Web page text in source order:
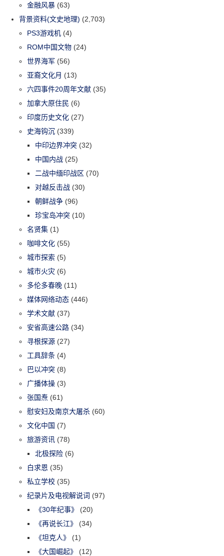
金融风暴 (63)
背景资料(文史地理) (2,703)
PS3游戏机 (4)
ROM中国文物 (24)
世界海军 (56)
亚裔文化月 (13)
六四事件20周年文献 (35)
加拿大原住民 (6)
印度历史文化 (27)
史海钩沉 (339)
中印边界冲突 (32)
中国内战 (25)
二战中缅印战区 (70)
对越反击战 (30)
朝鲜战争 (96)
珍宝岛冲突 (10)
名贤集 (1)
咖啡文化 (55)
城市探索 (5)
城市火灾 (6)
多伦多春晚 (11)
媒体网络动态 (446)
学术文献 (37)
安省高速公路 (34)
寻根探源 (27)
工具辞条 (4)
巴以冲突 (8)
广播体操 (3)
张国焘 (61)
慰安妇及南京大屠杀 (60)
文化中国 (7)
旅游资讯 (78)
北极探险 (6)
白求恩 (35)
私立学校 (35)
纪录片及电视解说词 (97)
《30年纪事》
(20)
《再说长江》
(34)
《坦克人》
(1)
《大国崛起》
(12)